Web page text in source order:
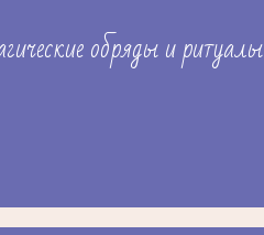
обряды и ритуалы